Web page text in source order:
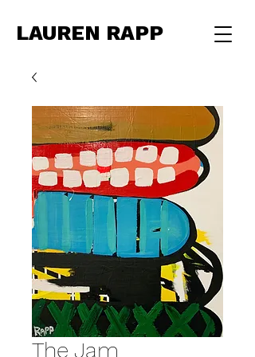
LAUREN RAPP
The Jam